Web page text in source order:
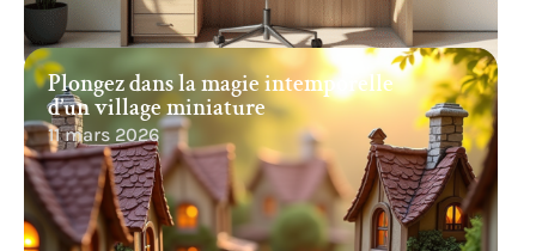
Plongez dans la magie intemporelle
d’un village miniature
11 mars 2026